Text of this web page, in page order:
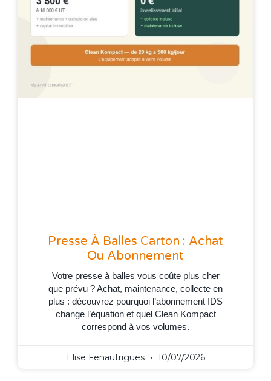
Presse À Balles Carton : Achat
Ou Abonnement
Votre presse à balles vous coûte plus cher
que prévu ? Achat, maintenance, collecte en
plus : découvrez pourquoi l’abonnement IDS
change l’équation et quel Clean Kompact
correspond à vos volumes.
Elise Fenautrigues 10/07/2026